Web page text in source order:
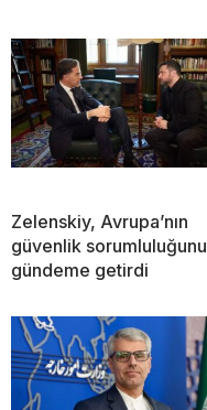
Zelenskiy, Avrupa’nın
güvenlik sorumluluğunu
gündeme getirdi